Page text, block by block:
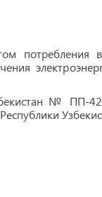
потребления в
№ ПП-